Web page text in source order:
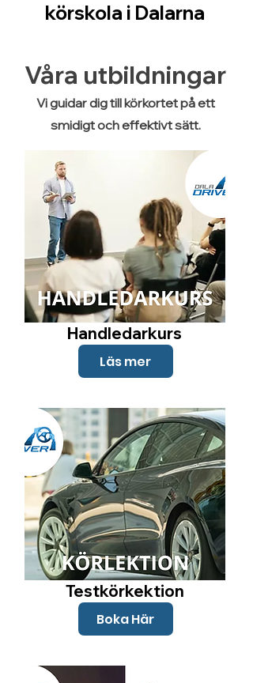
körskola i Dalarna
Våra utbildningar
Vi guidar dig till körkortet på ett
smidigt och effektivt sätt.
Handledarkurs
Läs mer
Testkörkektion
Boka Här